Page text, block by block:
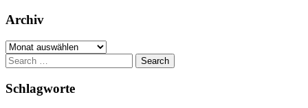
Archiv
Archiv
Search
for:
Schlagworte